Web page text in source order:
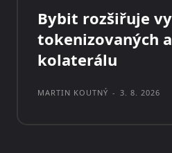
Bybit rozšiřuje
tokenizovaných
kolaterálu
MARTIN KOUTNÝ - 3. 8. 2026